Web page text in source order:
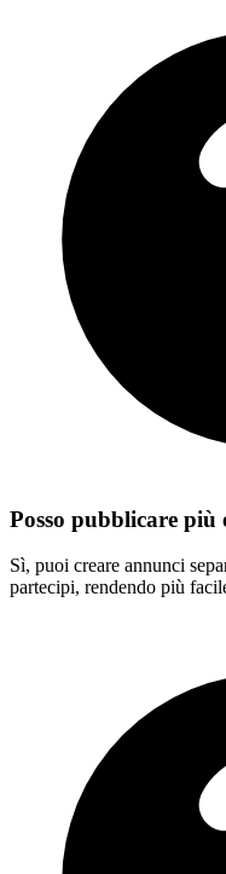
Posso pubblicare più
Sì, puoi creare annunci
partecipi, rendendo più